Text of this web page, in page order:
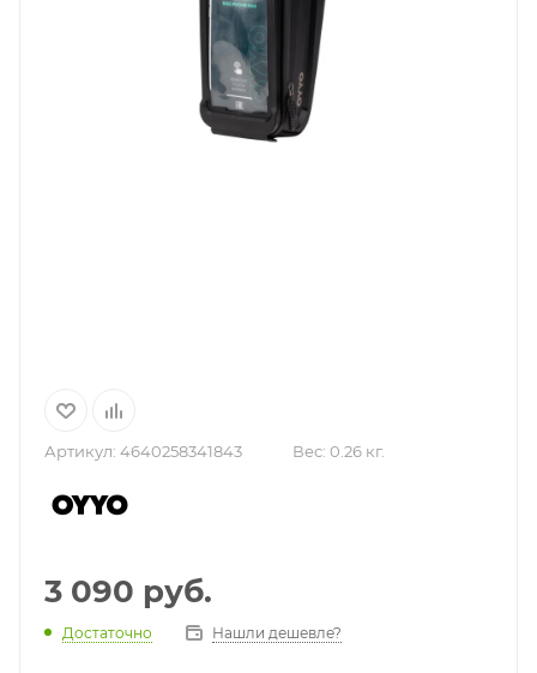
Артикул: 4640258341843 Вес: 0.26 кг.
3 090 руб.
Достаточно Нашли дешевле?